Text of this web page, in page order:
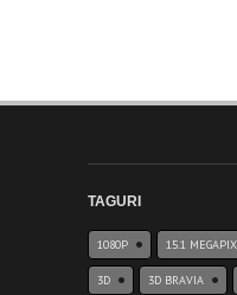
TAGURI
1080P 15.1
3D 3D BRAVIA